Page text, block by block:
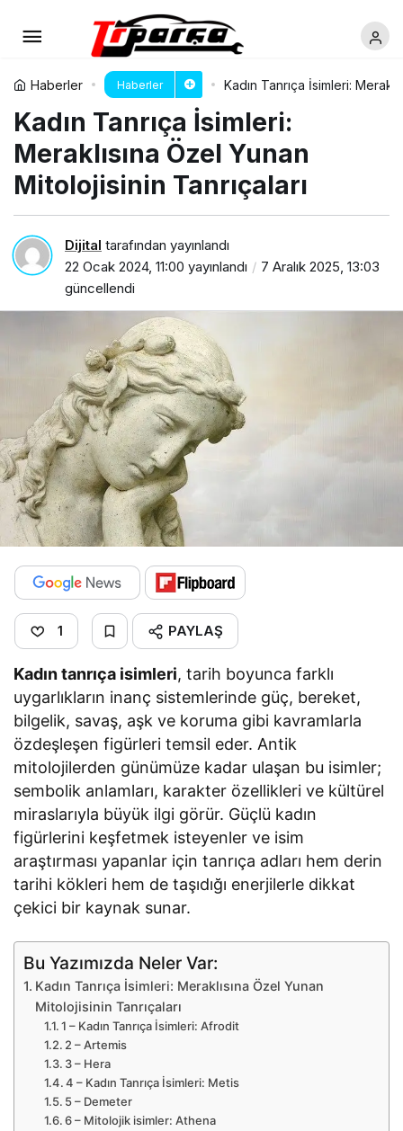
Haberler Haberler Kadın Tanrıça İsimleri:
Kadın Tanrıça İsimleri:
Meraklısına Özel Yunan
Mitolojisinin Tanrıçaları
Dijital tarafından yayınlandı
22 Ocak 2024, 11:00 yayınlandı
7 Aralık 2025, 13:03
güncellendi
1 PAYLAŞ
Kadın tanrıça isimleri, tarih boyunca farklı
uygarlıkların inanç sistemlerinde güç, bereket,
bilgelik, savaş, aşk ve koruma gibi kavramlarla
özdeşleşen figürleri temsil eder. Antik
mitolojilerden günümüze kadar ulaşan bu isimler;
sembolik anlamları, karakter özellikleri ve kültürel
miraslarıyla büyük ilgi görür. Güçlü kadın
figürlerini keşfetmek isteyenler ve isim
araştırması yapanlar için tanrıça adları hem derin
tarihi kökleri hem de taşıdığı enerjilerle dikkat
çekici bir kaynak sunar.
Bu Yazımızda Neler Var:
Kadın Tanrıça İsimleri: Meraklısına Özel Yunan
Mitolojisinin Tanrıçaları
1 – Kadın Tanrıça İsimleri: Afrodit
2 – Artemis
3 – Hera
4 – Kadın Tanrıça İsimleri: Metis
5 – Demeter
6 – Mitolojik isimler: Athena